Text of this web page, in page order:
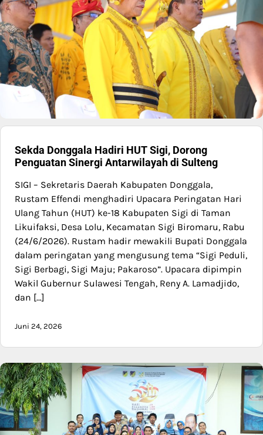
Sekda Donggala Hadiri HUT Sigi, Dorong
Penguatan Sinergi Antarwilayah di Sulteng
SIGI – Sekretaris Daerah Kabupaten Donggala,
Rustam Effendi menghadiri Upacara Peringatan Hari
Ulang Tahun (HUT) ke-18 Kabupaten Sigi di Taman
Likuifaksi, Desa Lolu, Kecamatan Sigi Biromaru, Rabu
(24/6/2026). Rustam hadir mewakili Bupati Donggala
dalam peringatan yang mengusung tema “Sigi Peduli,
Sigi Berbagi, Sigi Maju; Pakaroso”. Upacara dipimpin
Wakil Gubernur Sulawesi Tengah, Reny A. Lamadjido,
dan […]
Juni 24, 2026